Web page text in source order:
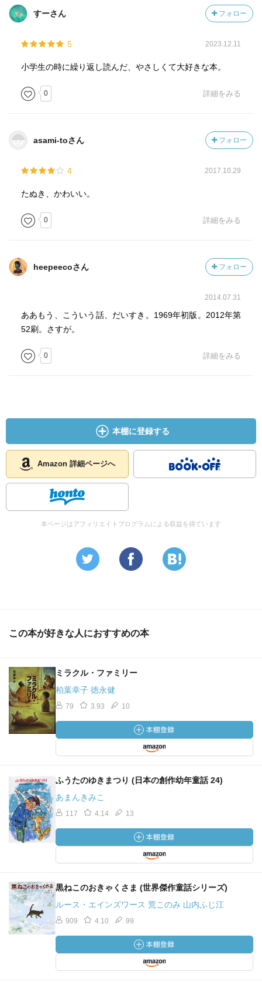
すーさん フォロー
5 2023.12.11
小学生の時に繰り返し読んだ、やさしくて大好きな本。
0 詳細をみる
asami-toさん フォロー
4 2017.10.29
たぬき、かわいい。
0 詳細をみる
heepeecoさん フォロー
2014.07.31
ああもう、こういう話、だいすき。1969年初版。2012年第
52刷。さすが。
0 詳細をみる
本棚に登録する
Amazon 詳細ページへ
本ページはアフィリエイトプログラムによる収益を得ています
この本が好きな人におすすめの本
ミラクル・ファミリー
柏葉幸子 徳永健
79 3.93 10
ふうたのゆきまつり (日本の創作幼年童話 24)
あまんきみこ
117 4.14 13
黒ねこのおきゃくさま (世界傑作童話シリーズ)
ルース・エインズワース 荒このみ 山内ふじ江
909 4.10 99